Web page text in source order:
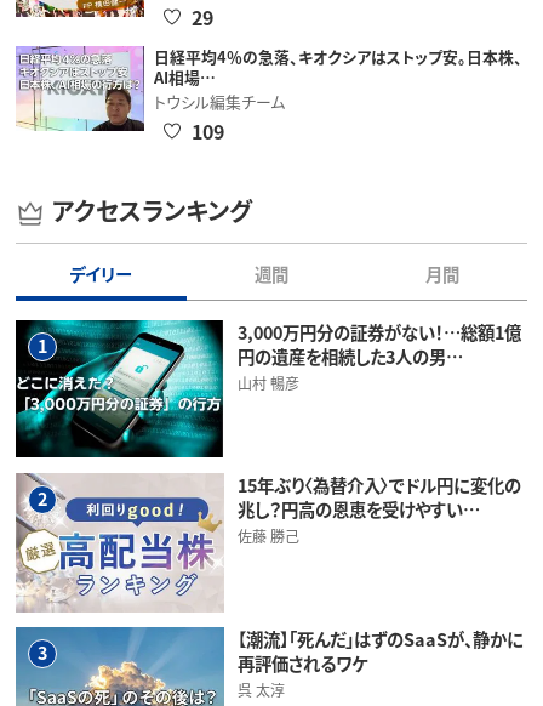
29
日経平均4％の急落、キオクシアはストップ安。日本株、
AI相場…
トウシル編集チーム
109
アクセスランキング
デイリー 週間 月間
1
3,000万円分の証券がない！…総額1億
円の遺産を相続した3人の男…
山村 暢彦
2
15年ぶり〈為替介入〉でドル円に変化の
兆し？円高の恩恵を受けやすい…
佐藤 勝己
3
【潮流】「死んだ」はずのSaaSが、静かに
再評価されるワケ
呉 太淳